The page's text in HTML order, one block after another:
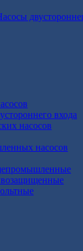
входа
насосов
насосов